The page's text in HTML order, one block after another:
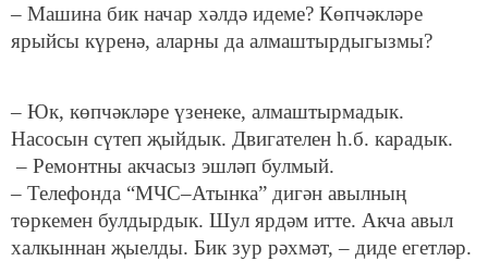
– Машина бик начар хәлдә идеме? Көпчәкләре
ярыйсы күренә, аларны да алмаштырдыгызмы?
– Юк, көпчәкләре үзенеке, алмаштырмадык.
Насосын сүтеп җыйдык. Двигателен һ.б. карадык.
– Ремонтны акчасыз эшләп булмый.
– Телефонда “МЧС–Атынка” дигән авылның
төркемен булдырдык. Шул ярдәм итте. Акча авыл
халкыннан җыелды. Бик зур рәхмәт, – диде егетләр.